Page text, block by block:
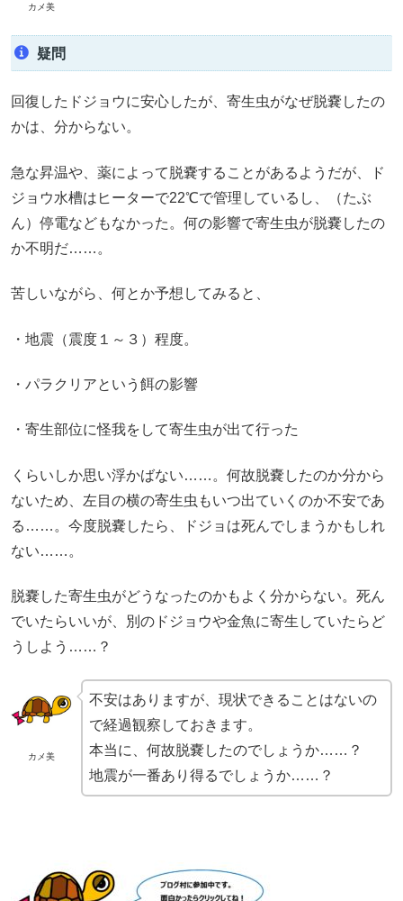
カメ美
疑問
回復したドジョウに安心したが、寄生虫がなぜ脱嚢したの
かは、分からない。
急な昇温や、薬によって脱嚢することがあるようだが、ド
ジョウ水槽はヒーターで22℃で管理しているし、（たぶ
ん）停電などもなかった。何の影響で寄生虫が脱嚢したの
か不明だ……。
苦しいながら、何とか予想してみると、
・地震（震度１～３）程度。
・パラクリアという餌の影響
・寄生部位に怪我をして寄生虫が出て行った
くらいしか思い浮かばない……。何故脱嚢したのか分から
ないため、左目の横の寄生虫もいつ出ていくのか不安であ
る……。今度脱嚢したら、ドジョは死んでしまうかもしれ
ない……。
脱嚢した寄生虫がどうなったのかもよく分からない。死ん
でいたらいいが、別のドジョウや金魚に寄生していたらど
うしよう……？
カメ美
不安はありますが、現状できることはないの
で経過観察しておきます。
本当に、何故脱嚢したのでしょうか……？
地震が一番あり得るでしょうか……？